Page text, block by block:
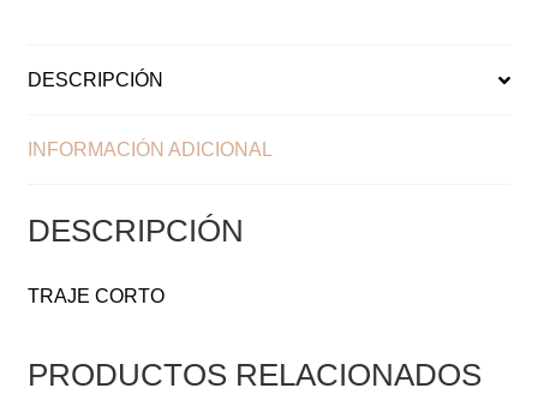
DESCRIPCIÓN
INFORMACIÓN ADICIONAL
DESCRIPCIÓN
TRAJE CORTO
PRODUCTOS RELACIONADOS